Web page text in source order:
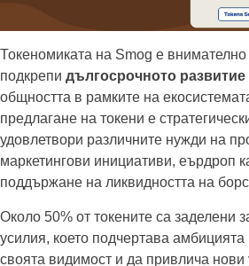
Токеномиката на Smog е
подкрепи дългосрочното развитие
общността в рамките на
предлагане на токени е
удовлетвори различните нужди на
маркетингови инициативи, еърдроп
поддържане на ликвидността на
Около 50% от токените са заделени
усилия, което подчертава
своята видимост и да привлича нови